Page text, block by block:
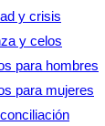
el
panel
de
búsqueda.
y crisis
y celos
para hombres
para mujeres